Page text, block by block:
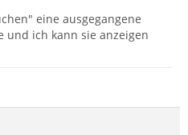
eine ausgegangene
und ich kann sie anzeigen